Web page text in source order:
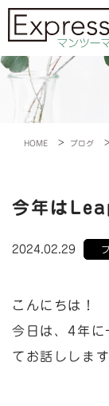
HOME > ブログ
今年は
2024.02.29
こんにちは！
今日は、4年に
てお話しします